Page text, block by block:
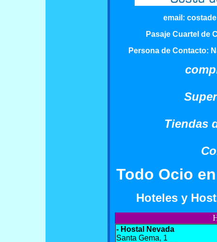
email:
Pasaje Cuartel de
Persona de Contacto:
Tiendas
Todo Ocio
Hoteles y
- Hostal Nevada
Santa Gema, 1